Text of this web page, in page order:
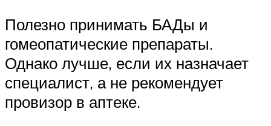
Полезно принимать БАДы и
гомеопатические препараты.
Однако лучше, если их назначает
специалист, а не рекомендует
провизор в аптеке.